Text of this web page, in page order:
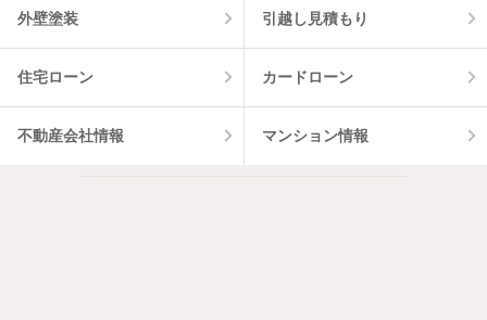
外壁塗装 引越し見積もり
住宅ローン カードローン
不動産会社情報 マンション情報